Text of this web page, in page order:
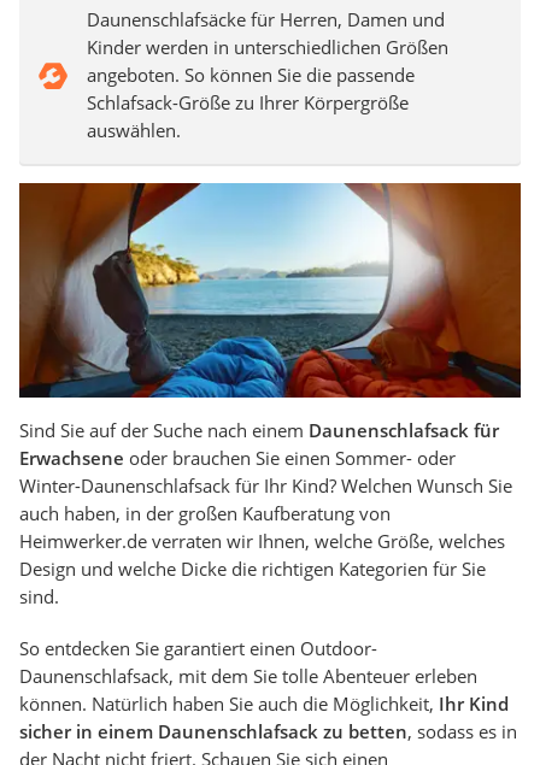
Daunenschlafsäcke für Herren, Damen und
Kinder werden in unterschiedlichen Größen
angeboten. So können Sie die passende
Schlafsack-Größe zu Ihrer Körpergröße
auswählen.
Sind Sie auf der Suche nach einem Daunenschlafsack für
Erwachsene oder brauchen Sie einen Sommer- oder
Winter-Daunenschlafsack für Ihr Kind? Welchen Wunsch Sie
auch haben, in der großen Kaufberatung von
Heimwerker.de verraten wir Ihnen, welche Größe, welches
Design und welche Dicke die richtigen Kategorien für Sie
sind.
So entdecken Sie garantiert einen Outdoor-
Daunenschlafsack, mit dem Sie tolle Abenteuer erleben
können. Natürlich haben Sie auch die Möglichkeit, Ihr Kind
sicher in einem Daunenschlafsack zu betten, sodass es in
der Nacht nicht friert. Schauen Sie sich einen